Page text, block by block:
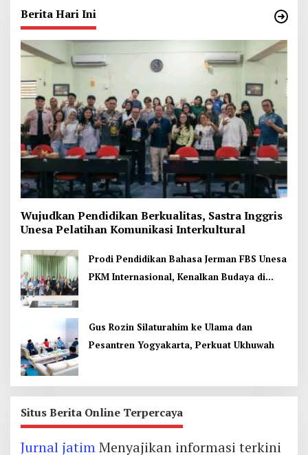
Berita Hari Ini
Wujudkan Pendidikan Berkualitas, Sastra Inggris
Unesa Pelatihan Komunikasi Interkultural
Prodi Pendidikan Bahasa Jerman FBS Unesa
PKM Internasional, Kenalkan Budaya di
Gus Rozin Silaturahim ke Ulama dan
Pesantren Yogyakarta, Perkuat Ukhuwah
Situs Berita Online Terpercaya
Jurnal jatimMenyajikan informasi terkini